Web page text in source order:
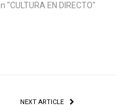
In "CULTURA EN DIRECTO"
NEXT ARTICLE